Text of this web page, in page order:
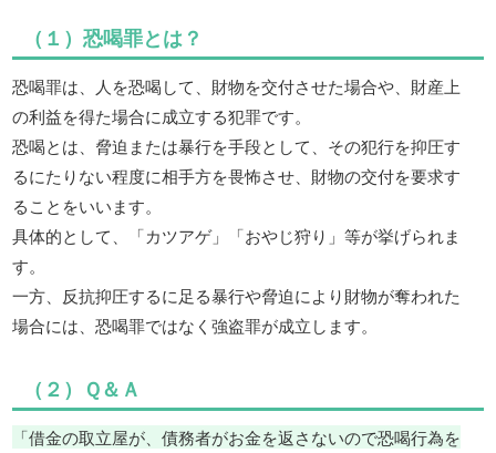
（１）恐喝罪とは？
恐喝罪は、人を恐喝して、財物を交付させた場合や、財産上
の利益を得た場合に成立する犯罪です。
恐喝とは、脅迫または暴行を手段として、その犯行を抑圧す
るにたりない程度に相手方を畏怖させ、財物の交付を要求す
ることをいいます。
具体的として、「カツアゲ」「おやじ狩り」等が挙げられま
す。
一方、反抗抑圧するに足る暴行や脅迫により財物が奪われた
場合には、恐喝罪ではなく強盗罪が成立します。
（２）Ｑ＆Ａ
「借金の取立屋が、債務者がお金を返さないので恐喝行為を